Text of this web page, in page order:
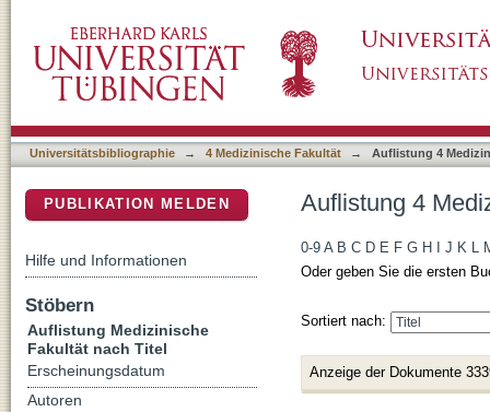
Universitätsbibliographie → 4 Medizinische Fakultät → Auflistung 4
Auflistung 4
0-9 A B C D E F G H J K L
Oder geben Sie die ersten
Sortiert nach:
Anzeige der Dokumente
PUBLIKATION MELDEN
Hilfe und Informationen
Stöbern
Auflistung Medizinische
Fakultät nach Titel
Erscheinungsdatum
Autoren